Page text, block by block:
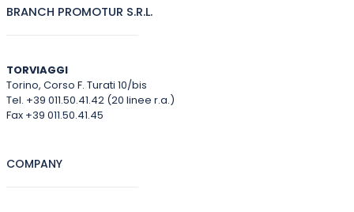
BRANCH PROMOTUR S.R.L.
TORVIAGGI
Torino, Corso F. Turati 10/bis
Tel. +39 011.50.41.42 (20 linee r.a.)
Fax +39 011.50.41.45
COMPANY